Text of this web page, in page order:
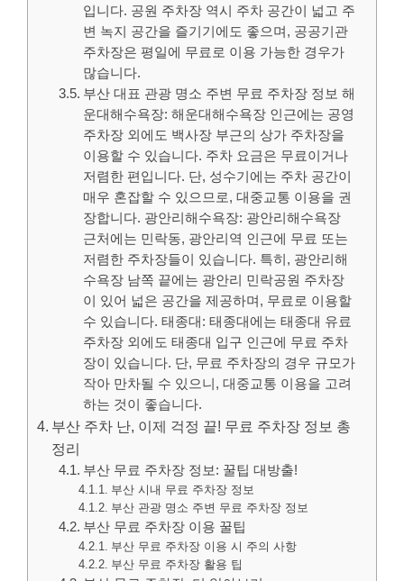
입니다. 공원 주차장 역시 주차 공간이 넓고 주
변 녹지 공간을 즐기기에도 좋으며, 공공기관
주차장은 평일에 무료로 이용 가능한 경우가
많습니다.
부산 대표 관광 명소 주변 무료 주차장 정보 해
운대해수욕장: 해운대해수욕장 인근에는 공영
주차장 외에도 백사장 부근의 상가 주차장을
이용할 수 있습니다. 주차 요금은 무료이거나
저렴한 편입니다. 단, 성수기에는 주차 공간이
매우 혼잡할 수 있으므로, 대중교통 이용을 권
장합니다. 광안리해수욕장: 광안리해수욕장
근처에는 민락동, 광안리역 인근에 무료 또는
저렴한 주차장들이 있습니다. 특히, 광안리해
수욕장 남쪽 끝에는 광안리 민락공원 주차장
이 있어 넓은 공간을 제공하며, 무료로 이용할
수 있습니다. 태종대: 태종대에는 태종대 유료
주차장 외에도 태종대 입구 인근에 무료 주차
장이 있습니다. 단, 무료 주차장의 경우 규모가
작아 만차될 수 있으니, 대중교통 이용을 고려
하는 것이 좋습니다.
부산 주차 난, 이제 걱정 끝! 무료 주차장 정보 총
정리
부산 무료 주차장 정보: 꿀팁 대방출!
부산 시내 무료 주차장 정보
부산 관광 명소 주변 무료 주차장 정보
부산 무료 주차장 이용 꿀팁
부산 무료 주차장 이용 시 주의 사항
부산 무료 주차장 활용 팁